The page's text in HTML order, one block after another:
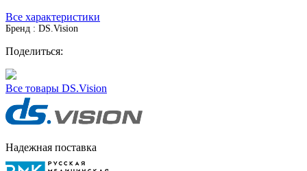
Все характеристики
Бренд : DS.Vision
Поделиться:
Все товары DS.Vision
Надежная поставка